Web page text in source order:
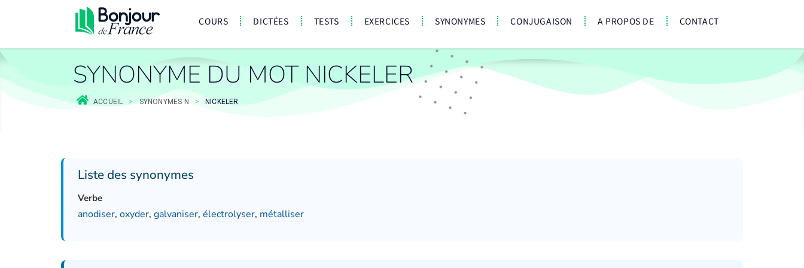
COURS DICTÉES TESTS EXERCICES SYNONYMES CONJUGAISON A PROPOS DE CONTACT
SYNONYME DU MOT NICKELER
ACCUEIL > SYNONYMES N > NICKELER
Liste des synonymes
Verbe
anodiser, oxyder, galvaniser, électrolyser, métalliser